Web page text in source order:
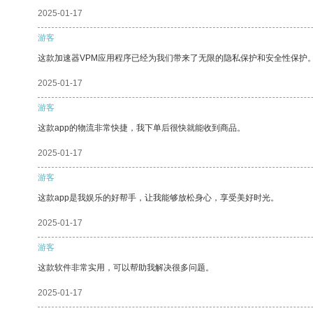
2025-01-17
游客
这款加速器VPM应用程序已经为我们带来了无限的隐私保护和安全性保护
2025-01-17
游客
这款app的物流非常快捷，我下单后很快就能收到商品。
2025-01-17
游客
这款app是我娱乐的好帮手，让我能够放松身心，享受美好时光。
2025-01-17
游客
这款软件非常实用，可以帮助我解决很多问题。
2025-01-17